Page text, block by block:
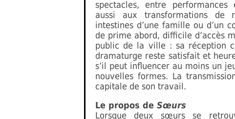
spectacles, entre
aussi aux transformations de
intestines d’une famille ou d’un
de prime abord, difficile d’accès
public de la ville : sa réception
dramaturge reste satisfait et
s’il peut influencer au moins un
nouvelles formes. La
capitale de son travail.
Le propos de Sœurs
Lorsque deux sœurs se